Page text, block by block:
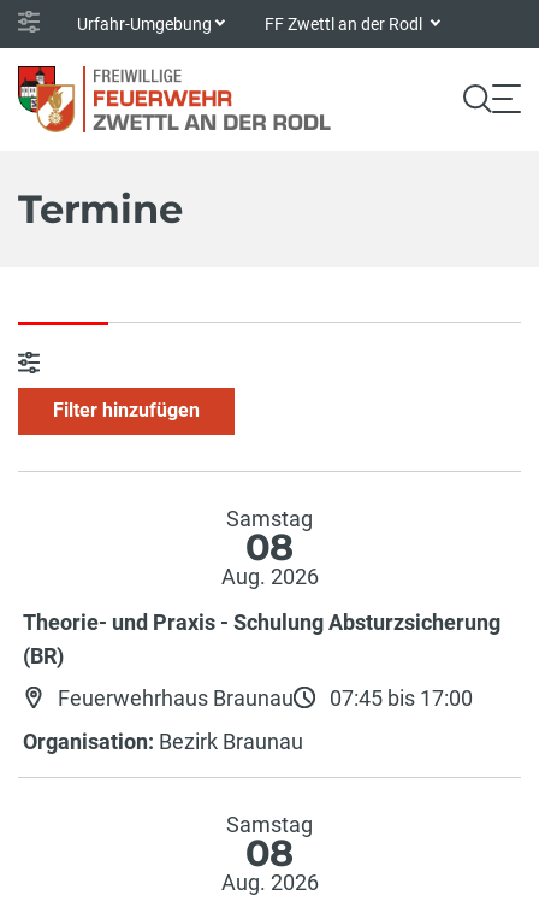
Urfahr-Umgebung FF Zwettl an der Rodl
Termine
Filter hinzufügen
Samstag
08
Aug. 2026
Theorie- und Praxis - Schulung Absturzsicherung
(BR)
Feuerwehrhaus Braunau
07:45 bis 17:00
Organisation: Bezirk Braunau
Samstag
08
Aug. 2026